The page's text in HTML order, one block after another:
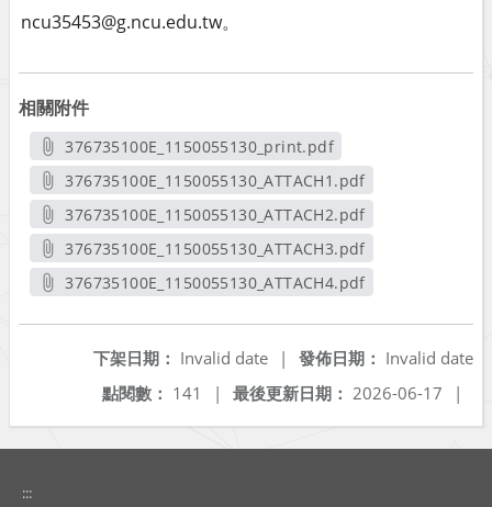
ncu35453@g.ncu.edu.tw。
相關附件
376735100E_1150055130_print.pdf
另開新視窗
376735100E_1150055130_ATTACH1.pdf
另開新視窗
376735100E_1150055130_ATTACH2.pdf
另開新視窗
376735100E_1150055130_ATTACH3.pdf
另開新視窗
376735100E_1150055130_ATTACH4.pdf
發佈日期： Invalid date
下架日期： Invalid date
|
最後更新日期： 2026-06-17 |
點閱數： 141 |
:::